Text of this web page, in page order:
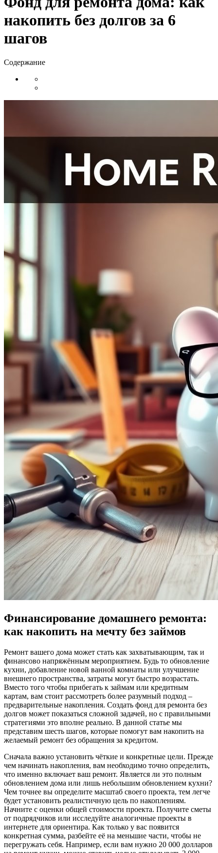
накопить без долгов за 6
шагов
Содержание
Финансирование домашнего ремонта:
как накопить на мечту без займов
Ремонт вашего дома может стать как захватывающим, так и
финансово напряжённым мероприятием. Будь то обновление
кухни, добавление новой ванной комнаты или улучшение
внешнего пространства, затраты могут быстро возрастать.
Вместо того чтобы прибегать к займам или кредитным
картам, вам стоит рассмотреть более разумный подход –
предварительные накопления. Создать фонд для ремонта без
долгов может показаться сложной задачей, но с правильными
стратегиями это вполне реально. В данной статье мы
представим шесть шагов, которые помогут вам накопить на
желаемый ремонт без обращения за кредитом.
Сначала важно установить чёткие и конкретные цели. Прежде
чем начинать накопления, вам необходимо точно определить,
что именно включает ваш ремонт. Является ли это полным
обновлением дома или лишь небольшим обновлением кухни?
Чем точнее вы определите масштаб своего проекта, тем легче
будет установить реалистичную цель по накоплениям.
Начните с оценки общей стоимости проекта. Получите сметы
от подрядчиков или исследуйте аналогичные проекты в
интернете для ориентира. Как только у вас появится
конкретная сумма, разбейте её на меньшие части, чтобы не
перегружать себя. Например, если вам нужно 20 000 долларов